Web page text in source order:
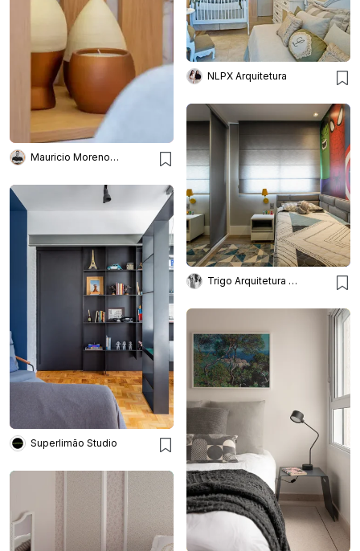
NLPX Arquitetura
Mauricio Moreno Fotografia
Trigo Arquitetura - Silvia Silot e Mariane Vanzei
Superlimão Studio